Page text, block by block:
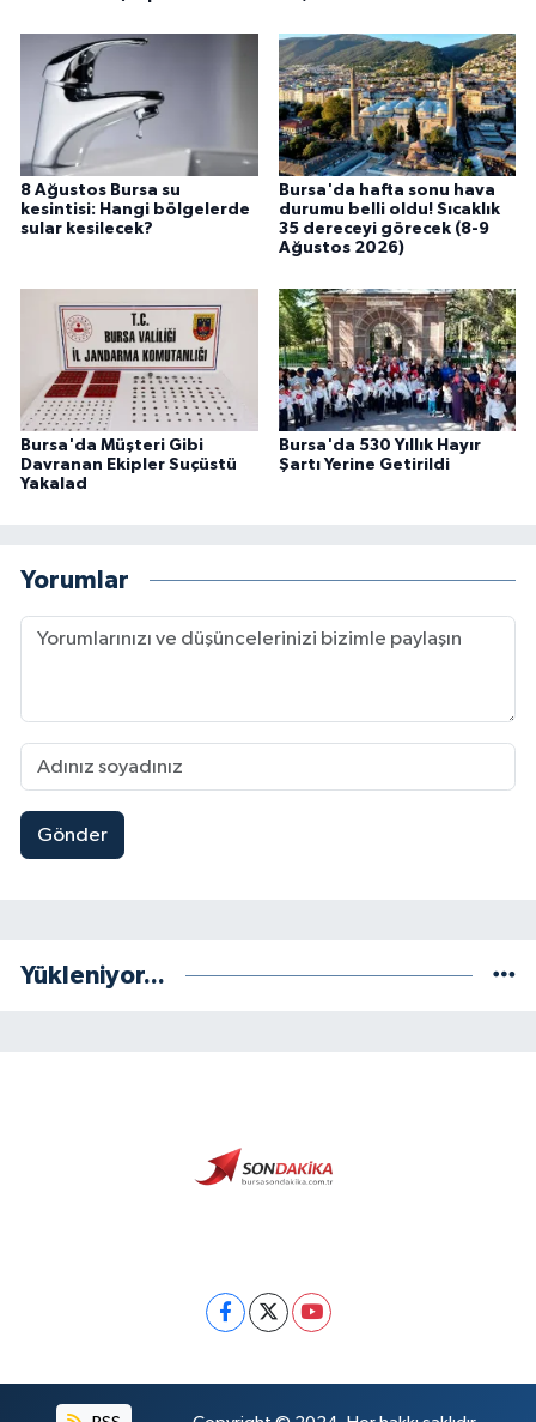
8 Ağustos Bursa su
kesintisi: Hangi bölgelerde
sular kesilecek?
Bursa'da hafta sonu hava
durumu belli oldu! Sıcaklık
35 dereceyi görecek (8-9
Ağustos 2026)
Bursa'da Müşteri Gibi
Davranan Ekipler Suçüstü
Yakalad
Bursa'da 530 Yıllık Hayır
Şartı Yerine Getirildi
Yorumlar
Gönder
Yükleniyor...